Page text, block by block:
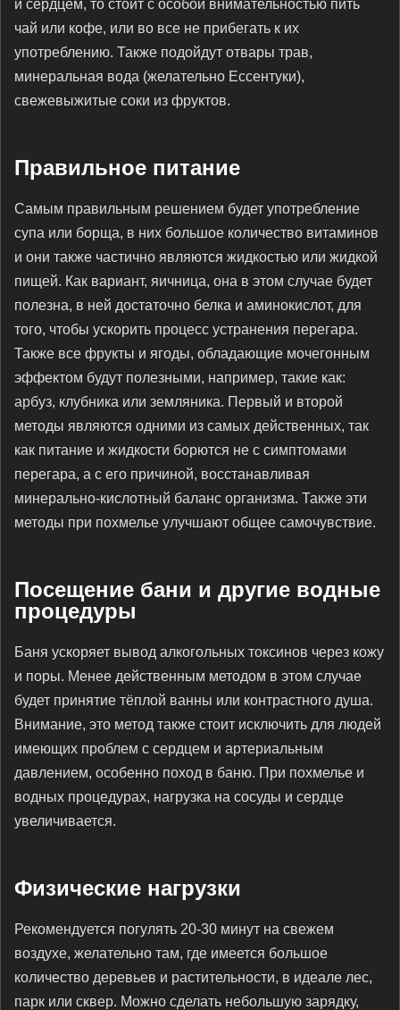
и сердцем, то стоит с особой внимательностью пить
чай или кофе, или во все не прибегать к их
употреблению. Также подойдут отвары трав,
минеральная вода (желательно Ессентуки),
свежевыжитые соки из фруктов.
Правильное питание
Самым правильным решением будет употребление
супа или борща, в них большое количество витаминов
и они также частично являются жидкостью или жидкой
пищей. Как вариант, яичница, она в этом случае будет
полезна, в ней достаточно белка и аминокислот, для
того, чтобы ускорить процесс устранения перегара.
Также все фрукты и ягоды, обладающие мочегонным
эффектом будут полезными, например, такие как:
арбуз, клубника или земляника. Первый и второй
методы являются одними из самых действенных, так
как питание и жидкости борются не с симптомами
перегара, а с его причиной, восстанавливая
минерально-кислотный баланс организма. Также эти
методы при похмелье улучшают общее самочувствие.
Посещение бани и другие водные
процедуры
Баня ускоряет вывод алкогольных токсинов через кожу
и поры. Менее действенным методом в этом случае
будет принятие тёплой ванны или контрастного душа.
Внимание, это метод также стоит исключить для людей
имеющих проблем с сердцем и артериальным
давлением, особенно поход в баню. При похмелье и
водных процедурах, нагрузка на сосуды и сердце
увеличивается.
Физические нагрузки
Рекомендуется погулять 20-30 минут на свежем
воздухе, желательно там, где имеется большое
количество деревьев и растительности, в идеале лес,
парк или сквер. Можно сделать небольшую зарядку,